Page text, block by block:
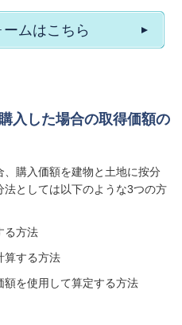
ムはこちら
入した場合の取得価額の
購入価額を建物と土地に按分
法としては以下のような3つの方
る方法
算する方法
額を使用して算定する方法